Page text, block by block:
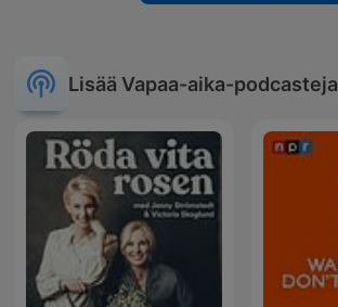
Lisää Vapaa-aika-podcasteja